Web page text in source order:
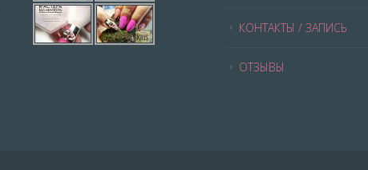
КОНТАКТЫ / ЗАПИСЬ
ОТЗЫВЫ